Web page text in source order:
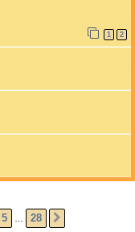
1 2
5 28